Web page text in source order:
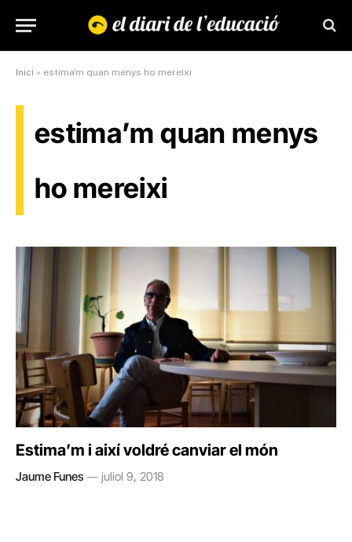
Inici » estima'm quan menys ho mereixi
estima’m quan menys
ho mereixi
Estima’m i així voldré canviar el món
Jaume Funes juliol 9, 2018